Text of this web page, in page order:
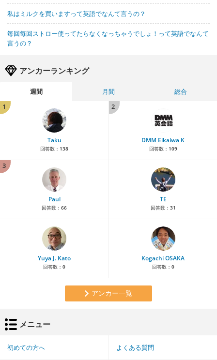
私はミルクを買いますって英語でなんて言うの？
毎回毎回ストロー使ってたらなくなっちゃうでしょ！って英語でなんて
言うの？
アンカーランキング
週間 月間
総合
1
Taku
回答数： 138
2
DMM Eikaiwa K
回答数： 109
3
Paul
回答数： 66
TE
回答数： 31
Yuya J. Kato
回答数： 0
Kogachi OSAKA
回答数： 0
アンカー一覧
メニュー
初めての方へ よくある質問